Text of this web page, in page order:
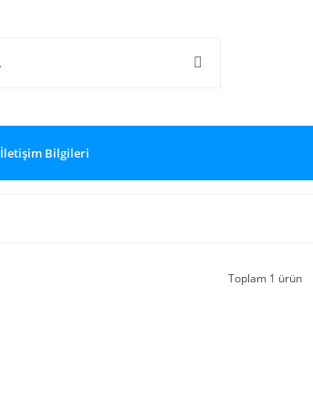
İletişim Bilgileri
Toplam 1 ürün